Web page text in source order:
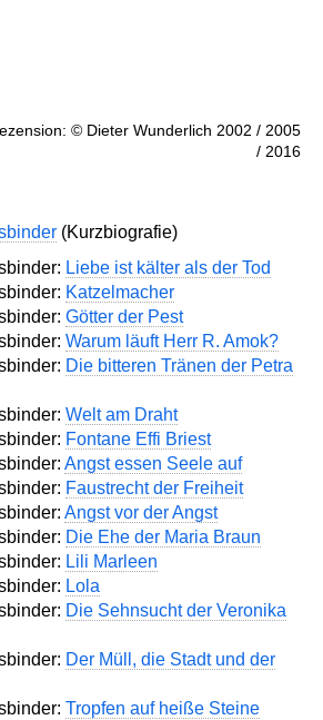
© Dieter Wunderlich 2002 / 2005
/ 2016
(Kurzbiografie)
Liebe ist kälter als der Tod
Katzelmacher
Götter der Pest
Warum läuft Herr R. Amok?
Die bitteren Tränen der Petra
Welt am Draht
Fontane Effi Briest
Angst essen Seele auf
Faustrecht der Freiheit
Angst vor der Angst
Die Ehe der Maria Braun
Lili Marleen
Lola
Die Sehnsucht der Veronika
Der Müll, die Stadt und der
Tropfen auf heiße Steine